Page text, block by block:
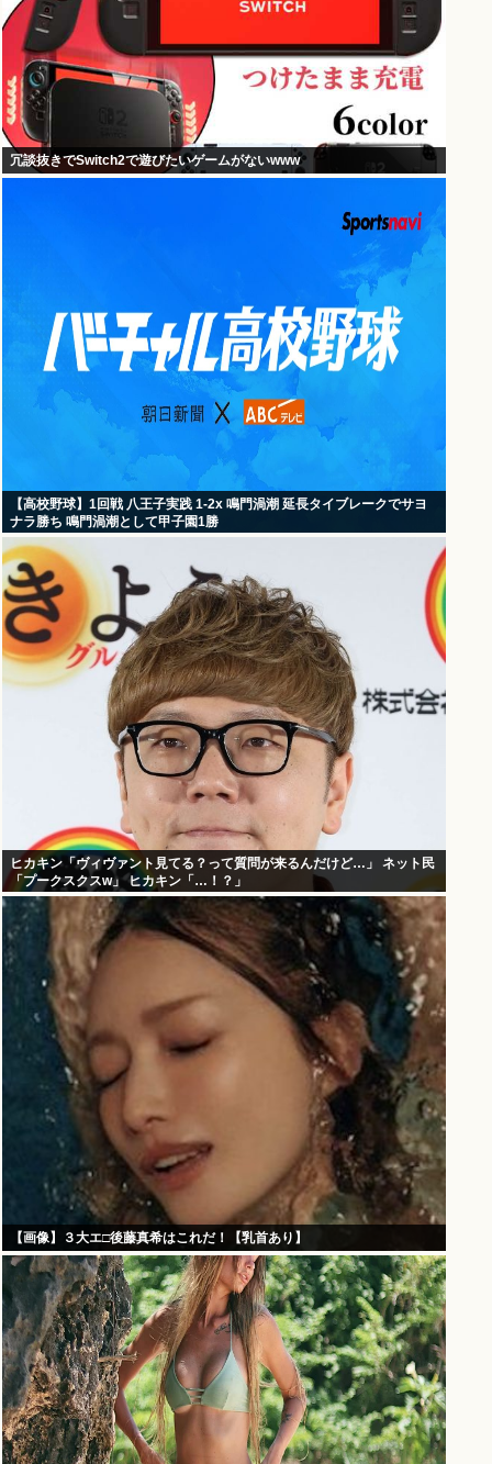
冗談抜きでSwitch2で遊びたいゲームがないwww
【高校野球】1回戦 八王子実践 1-2x 鳴門渦潮 延長タイブレークでサヨ
ナラ勝ち 鳴門渦潮として甲子園1勝
ヒカキン「ヴィヴァント見てる？って質問が来るんだけど…」 ネット民
「プークスクスw」 ヒカキン「…！？」
【画像】３大エ□後藤真希はこれだ！【乳首あり】